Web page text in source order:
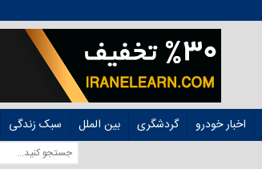
اخبار خودرو گردشگری بین الملل سبک زندگی